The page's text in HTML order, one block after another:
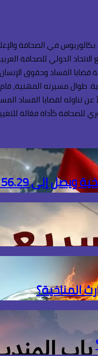
في الصحافة
الدولي للصحافة
الفساد وحقوق الإنسان
طوال مسيرته
تناوله لقضايا الفساد
كأداة فعّالة
بنهاية يوليو
المناخية؟